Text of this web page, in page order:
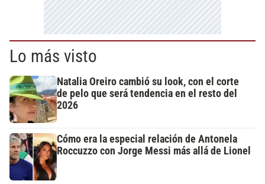
Lo más visto
Natalia Oreiro cambió su look, con el corte
de pelo que será tendencia en el resto del
2026
Cómo era la especial relación de Antonela
Roccuzzo con Jorge Messi más allá de Lionel